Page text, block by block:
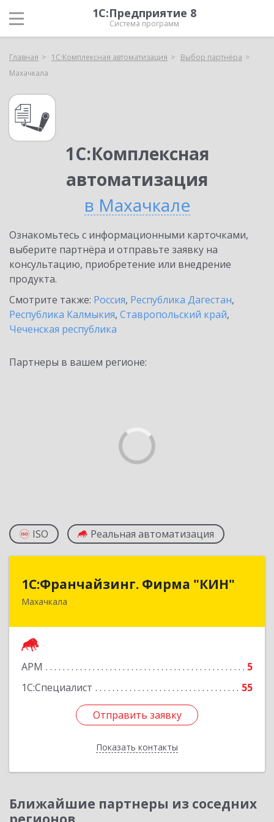
1С:Предприятие 8
Система программ
Главная 1С:Комплексная автоматизация
Выбор партнёра
Махачкала
1С:Комплексная
автоматизация
в Махачкале
Ознакомьтесь с информационными карточками,
выберите партнёра и отправьте заявку на
консультацию, приобретение или внедрение
продукта.
Смотрите также: Россия, Республика Дагестан,
Республика Калмыкия, Ставропольский край,
Чеченская республика
Партнеры в вашем регионе:
ISO Реальная автоматизация
1С:Франчайзинг. Фирма "КИН"
Махачкала
АРМ
5
1С:Специалист
55
Отправить заявку
Показать контакты
1С:Франчайзинг. Фирма "КИН"
367030, Дагестан Респ, Махачкала г, И.Казака
Отправить заявку
Назад
Ближайшие партнеры из соседних